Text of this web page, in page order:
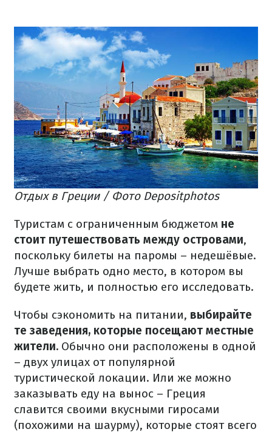
Отдых в Греции / Фото Depositphotos
Туристам с ограниченным бюджетом не
стоит путешествовать между островами,
поскольку билеты на паромы – недешёвые.
Лучше выбрать одно место, в котором вы
будете жить, и полностью его исследовать.
Чтобы сэкономить на питании, выбирайте
те заведения, которые посещают местные
жители. Обычно они расположены в одной
– двух улицах от популярной
туристической локации. Или же можно
заказывать еду на вынос – Греция
славится своими вкусными гиросами
(похожими на шаурму), которые стоят всего